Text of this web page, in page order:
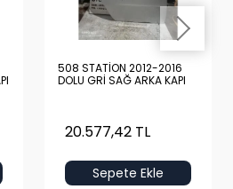
508 STATİON 2012-2016
DOLU GRİ SAĞ ARKA KAPI
20.577,42 TL
Sepete Ekle